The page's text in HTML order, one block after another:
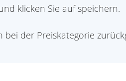
klicken Sie auf speichern.
der Preiskategorie